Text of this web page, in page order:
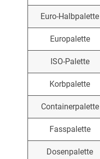
Euro-Halbpalette
Europalette
ISO-Palette
Korbpalette
Containerpalette
Fasspalette
Dosenpalette